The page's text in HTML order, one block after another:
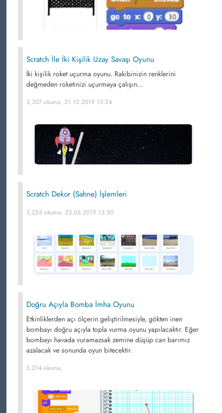
Scratch İle İki Kişilik Uzay Savaşı Oyunu
İki kişilik roket uçurma oyunu. Rakibinizin renklerini
değmeden roketinizi uçurmaya çalışın...
3,307 okuma, 21.12.2019 13:24
Scratch Dekor (Sahne) İşlemleri
3,253 okuma, 23.03.2019 13:50
Doğru Açıyla Bomba İmha Oyunu
Etkinliklerden açı ölçerin geliştirilmesiyle, gökten inen
bombayı doğru açıyla topla vurma oyunu yapılacaktır. Eğer
bombayı havada vuramazsak zemine düşüp can barımız
azalacak ve sonunda oyun bitecektir.
3,214 okuma,